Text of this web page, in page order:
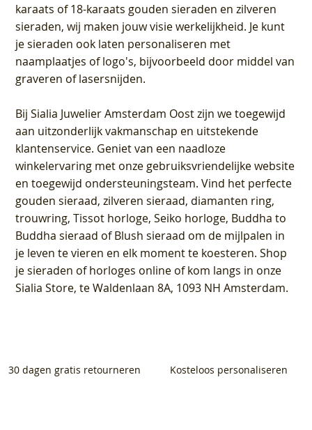
karaats of 18-karaats gouden sieraden en zilveren
sieraden, wij maken jouw visie werkelijkheid. Je kunt
je sieraden ook laten personaliseren met
naamplaatjes of logo's, bijvoorbeeld door middel van
graveren of lasersnijden.
BijSialia Juwelier Amsterdam Oostzijn we toegewijd
aan uitzonderlijk vakmanschap en uitstekende
klantenservice. Geniet van een naadloze
winkelervaring met onze gebruiksvriendelijke website
en toegewijd ondersteuningsteam. Vind het perfecte
gouden sieraad, zilveren sieraad, diamanten ring,
trouwring, Tissot horloge, Seiko horloge, Buddha to
Buddha sieraad of Blush sieraad om de mijlpalen in
je leven te vieren en elk moment te koesteren. Shop
je sieraden of horloges online of kom langs in onze
Sialia Store, te Waldenlaan 8A, 1093 NH Amsterdam.
30 dagen gratis retourneren Kosteloos personaliseren